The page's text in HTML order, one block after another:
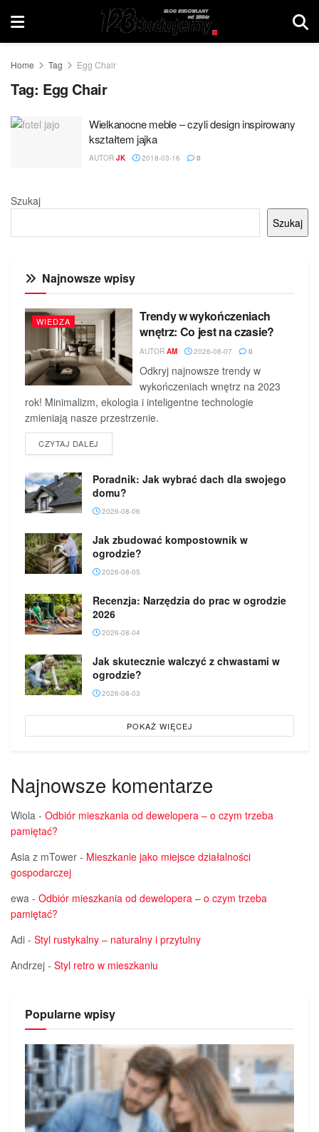
Home Tag Egg Chair
Tag: Egg Chair
Wielkanocne meble – czyli design inspirowany
kształtem jajka
AUTOR JK 2018-03-16 0
Szukaj
Szukaj
Najnowsze wpisy
WIEDZA
Trendy w wykończeniach
wnętrz: Co jest na czasie?
AUTOR AM 2026-08-07 0
Odkryj najnowsze trendy w
wykończeniach wnętrz na 2023
rok! Minimalizm, ekologia i inteligentne technologie
zmieniają nasze przestrzenie.
CZYTAJ DALEJ
Poradnik: Jak wybrać dach dla swojego
domu?
2026-08-06
Jak zbudować kompostownik w
ogrodzie?
2026-08-05
Recenzja: Narzędzia do prac w ogrodzie
2026
2026-08-04
Jak skutecznie walczyć z chwastami w
ogrodzie?
2026-08-03
POKAŻ WIĘCEJ
Najnowsze komentarze
Wiola - Odbiór mieszkania od dewelopera – o czym trzeba
pamiętać?
Asia z mTower - Mieszkanie jako miejsce działalności
gospodarczej
ewa - Odbiór mieszkania od dewelopera – o czym trzeba
pamiętać?
Adi - Styl rustykalny – naturalny i przytulny
Andrzej - Styl retro w mieszkaniu
Popularne wpisy